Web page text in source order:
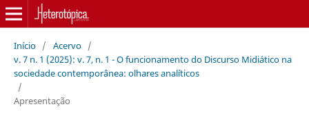
Início / Acervo /
v. 7 n. 1 (2025): v. 7, n. 1 - O funcionamento do Discurso Midiático na
sociedade contemporânea: olhares analíticos
/
Apresentação